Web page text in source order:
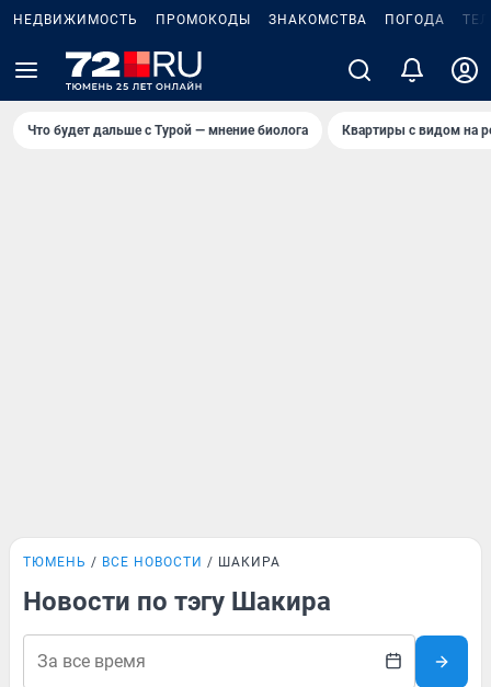
НЕДВИЖИМОСТЬ ПРОМОКОДЫ ЗНАКОМСТВА ПОГОДА
Что будет дальше с Турой — мнение биолога Квартиры с видом на
ТЮМЕНЬ ВСЕ НОВОСТИ ШАКИРА
Новости по тэгу Шакира